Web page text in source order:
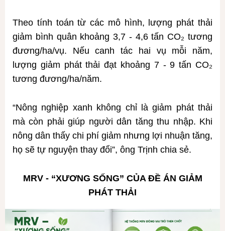
Theo tính toán từ các mô hình, lượng phát thải
giảm bình quân khoảng 3,7 - 4,6 tấn CO₂ tương
đương/ha/vụ. Nếu canh tác hai vụ mỗi năm,
lượng giảm phát thải đạt khoảng 7 - 9 tấn CO₂
tương đương/ha/năm.
“Nông nghiệp xanh không chỉ là giảm phát thải
mà còn phải giúp người dân tăng thu nhập. Khi
nông dân thấy chi phí giảm nhưng lợi nhuận tăng,
họ sẽ tự nguyện thay đổi”, ông Trịnh chia sẻ.
MRV - “XƯƠNG SỐNG” CỦA ĐỀ ÁN GIẢM
PHÁT THẢI